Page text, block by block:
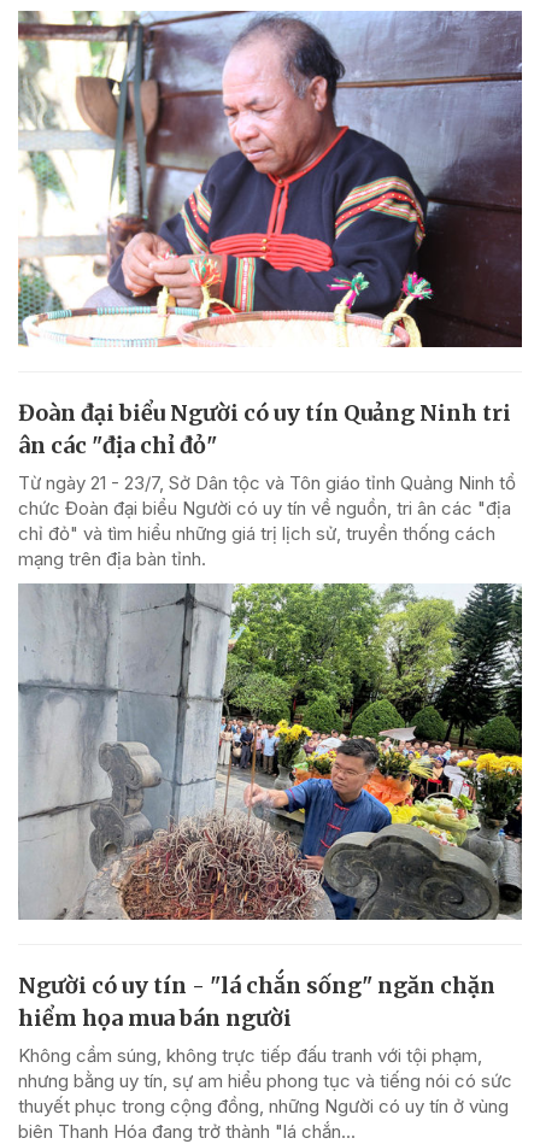
Đoàn đại biểu Người có uy tín Quảng Ninh tri
ân các "địa chỉ đỏ"
Từ ngày 21 - 23/7, Sở Dân tộc và Tôn giáo tỉnh Quảng Ninh tổ
chức Đoàn đại biểu Người có uy tín về nguồn, tri ân các "địa
chỉ đỏ" và tìm hiểu những giá trị lịch sử, truyền thống cách
mạng trên địa bàn tỉnh.
Người có uy tín - "lá chắn sống" ngăn chặn
hiểm họa mua bán người
Không cầm súng, không trực tiếp đấu tranh với tội phạm,
nhưng bằng uy tín, sự am hiểu phong tục và tiếng nói có sức
thuyết phục trong cộng đồng, những Người có uy tín ở vùng
biên Thanh Hóa đang trở thành "lá chắn...